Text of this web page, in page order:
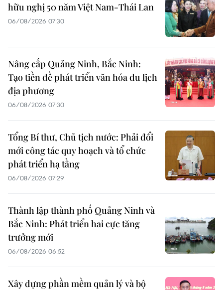
hữu nghị 50 năm Việt Nam-Thái Lan
06/08/2026 07:30
Nâng cấp Quảng Ninh, Bắc Ninh:
Tạo tiền đề phát triển văn hóa du lịch
địa phương
06/08/2026 07:30
Tổng Bí thư, Chủ tịch nước: Phải đổi
mới công tác quy hoạch và tổ chức
phát triển hạ tầng
06/08/2026 07:29
Thành lập thành phố Quảng Ninh và
Bắc Ninh: Phát triển hai cực tăng
trưởng mới
06/08/2026 06:52
Xây dựng phần mềm quản lý và bộ